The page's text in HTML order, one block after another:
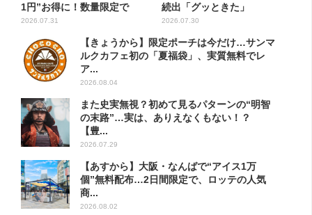
1円”お得に！数量限定で
2026.07.31
続出「グッときた」
2026.07.30
【きょうから】限定ポーチは今だけ…サンマ
ルクカフェ初の「夏福袋」、実質無料でレ
ア...
2026.08.04
また史実無視？初めて見るパターンの“明智
の末路”…実は、ありえなくもない！？
【豊...
2026.07.29
【あすから】大阪・なんばで“アイス1万
個”無料配布…2日間限定で、ロッテの人気
商...
2026.08.02